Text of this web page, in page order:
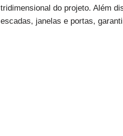
tridimensional do projeto. Além
escadas, janelas e portas,